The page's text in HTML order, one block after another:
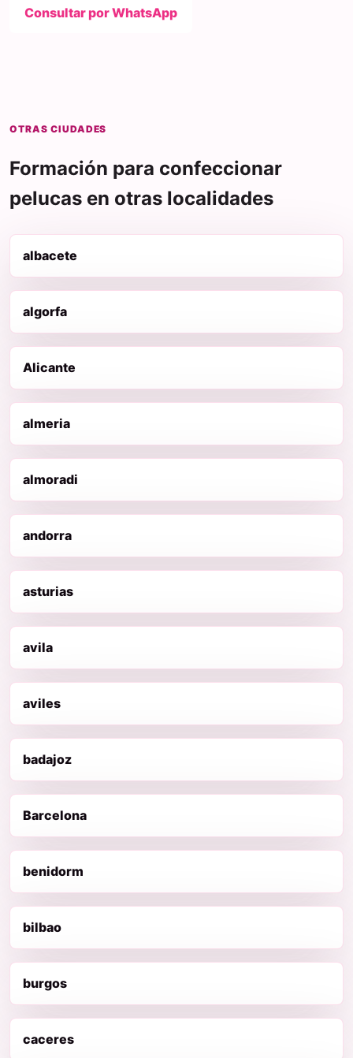
Consultar por WhatsApp
OTRAS CIUDADES
Formación para confeccionar
pelucas en otras localidades
albacete
algorfa
Alicante
almeria
almoradi
andorra
asturias
avila
aviles
badajoz
Barcelona
benidorm
bilbao
burgos
caceres